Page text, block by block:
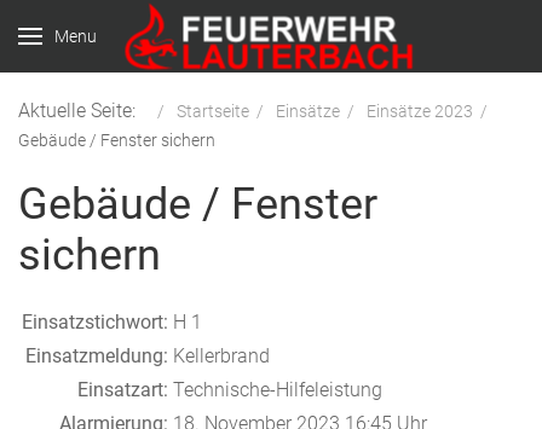
Menu
Aktuelle Seite: Startseite Einsätze
Einsätze 2023
Gebäude / Fenster sichern
Gebäude / Fenster
sichern
Einsatzstichwort: H 1
Einsatzmeldung: Kellerbrand
Einsatzart: Technische-Hilfeleistung
Alarmierung: 18. November 2023 16:45 Uhr